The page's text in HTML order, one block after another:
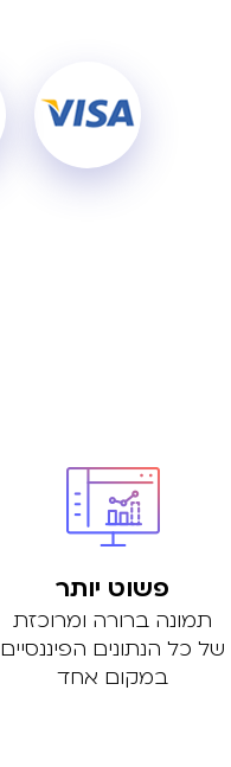
פשוט יותר
תמונה ברורה ומרוכזת
של כל הנתונים הפיננסיים
במקום אחד